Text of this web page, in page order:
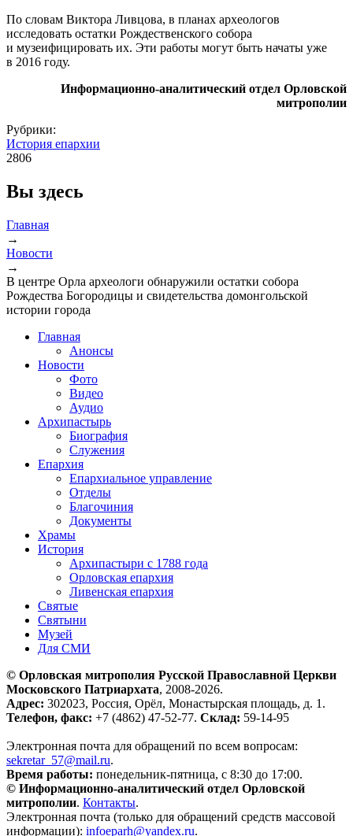
По словам Виктора Ливцова, в планах археологов
исследовать остатки Рождественского собора
и музеифицировать их. Эти работы могут быть начаты уже
в 2016 году.
Информационно-аналитический отдел Орловской
митрополии
Рубрики:
История епархии
2806
Вы здесь
Главная
→
Новости
→
В центре Орла археологи обнаружили остатки собора
Рождества Богородицы и свидетельства домонгольской
истории города
Главная
Анонсы
Новости
Фото
Видео
Аудио
Архипастырь
Биография
Служения
Епархия
Епархиальное управление
Отделы
Благочиния
Документы
Храмы
История
Архипастыри с 1788 года
Орловская епархия
Ливенская епархия
Святые
Святыни
Музей
Для СМИ
© Орловская митрополия Русской Православной Церкви
Московского Патриархата, 2008-2026.
Адрес: 302023, Россия, Орёл, Монастырская площадь, д. 1.
Телефон, факс: +7 (4862) 47-52-77. Склад: 59-14-95
Электронная почта для обращений по всем вопросам:
sekretar_57@mail.ru.
Время работы: понедельник-пятница, с 8:30 до 17:00.
© Информационно-аналитический отдел Орловской
митрополии. Контакты.
Электронная почта (только для обращений средств массовой
информации): infoeparh@yandex.ru.